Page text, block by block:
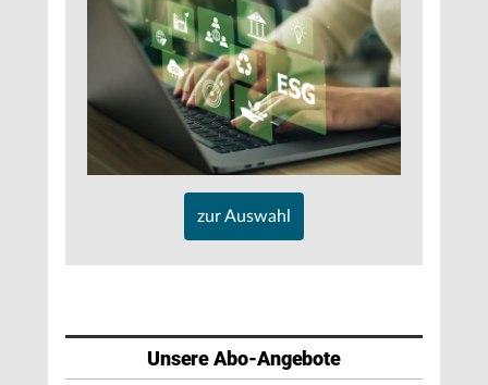
zur Auswahl
Unsere Abo-Angebote